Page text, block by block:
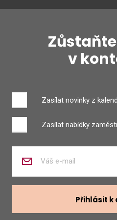
v
Zasílat novinky z
Zasílat nabídky
váš
mail
Přihlásit k